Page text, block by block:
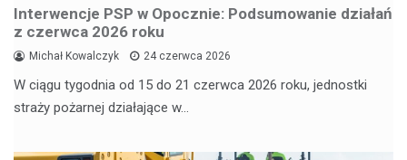
Interwencje PSP w Opocznie: Podsumowanie działań
z czerwca 2026 roku
Michał Kowalczyk 24 czerwca 2026
W ciągu tygodnia od 15 do 21 czerwca 2026 roku, jednostki
straży pożarnej działające w…